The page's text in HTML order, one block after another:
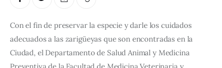
Espectáculos
Con el fin de preservar la especie y darle los cuidados
adecuados a las zarigüeyas que son encontradas en la
Ciudad, el Departamento de Salud Animal y Medicina
Preventiva de la Facultad de Medicina Veterinaria y